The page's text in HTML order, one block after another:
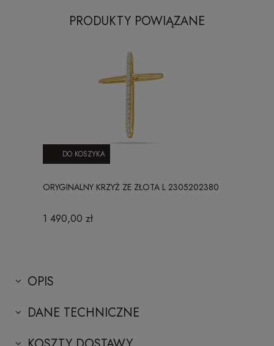
PRODUKTY POWIĄZANE
ORYGINALNY KRZYŻ ZE ZŁOTA L 2305202380
1 490,00 zł
DO KOSZYKA
OPIS
DANE TECHNICZNE